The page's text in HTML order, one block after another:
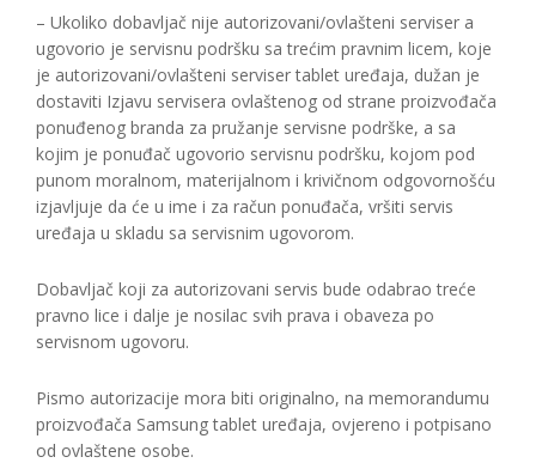
– Ukoliko dobavljač nije autorizovani/ovlašteni serviser a
ugovorio je servisnu podršku sa trećim pravnim licem, koje
je autorizovani/ovlašteni serviser tablet uređaja, dužan je
dostaviti Izjavu servisera ovlaštenog od strane proizvođača
ponuđenog branda za pružanje servisne podrške, a sa
kojim je ponuđač ugovorio servisnu podršku, kojom pod
punom moralnom, materijalnom i krivičnom odgovornošću
izjavljuje da će u ime i za račun ponuđača, vršiti servis
uređaja u skladu sa servisnim ugovorom.
Dobavljač koji za autorizovani servis bude odabrao treće
pravno lice i dalje je nosilac svih prava i obaveza po
servisnom ugovoru.
Pismo autorizacije mora biti originalno, na memorandumu
proizvođača Samsung tablet uređaja, ovjereno i potpisano
od ovlaštene osobe.